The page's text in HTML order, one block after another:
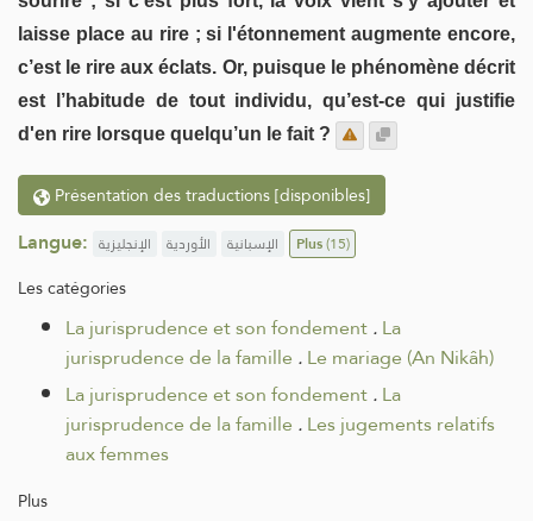
laisse place au rire ; si l'étonnement augmente encore,
c’est le rire aux éclats. Or, puisque le phénomène décrit
est l’habitude de tout individu, qu’est-ce qui justifie
d'en rire lorsque quelqu’un le fait ?
Présentation des traductions [disponibles]
Langue: الإنجليزية الأوردية الإسبانية Plus(15)
Les catégories
La jurisprudence et son fondement.La
jurisprudence de la famille .Le mariage (An Nikâh)
La jurisprudence et son fondement.La
jurisprudence de la famille .Les jugements relatifs
aux femmes
Plus